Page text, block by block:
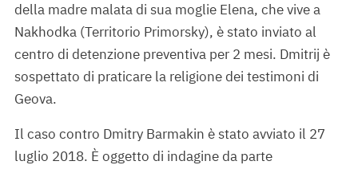
della madre malata di sua moglie Elena, che vive a
Nakhodka (Territorio Primorsky), è stato inviato al
centro di detenzione preventiva per 2 mesi. Dmitrij è
sospettato di praticare la religione dei testimoni di
Geova.
Il caso contro Dmitry Barmakin è stato avviato il 27
luglio 2018. È oggetto di indagine da parte